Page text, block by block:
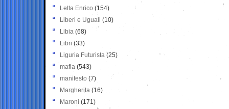
Letta Enrico (154)
Liberi e Uguali (10)
Libia (68)
Libri (33)
Liguria Futurista (25)
mafia (543)
manifesto (7)
Margherita (16)
Maroni (171)